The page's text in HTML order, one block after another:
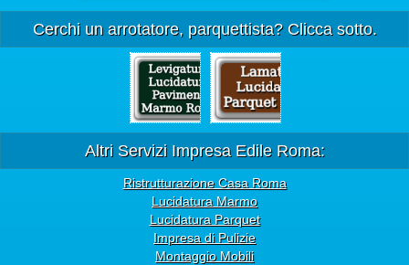
Cerchi un arrotatore, parquettista? Clicca sotto.
Altri Servizi Impresa Edile Roma:
Ristrutturazione Casa Roma
Lucidatura Marmo
Lucidatura Parquet
Impresa di Pulizie
Montaggio Mobili